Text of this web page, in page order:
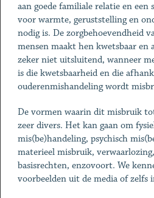
aan goede familiale relatie en een
voor warmte, geruststelling en
nodig is. De zorgbehoevendheid
mensen maakt hen kwetsbaar
zeker niet uitsluitend, wanneer
is die kwetsbaarheid en die
ouderenmishandeling wordt
De vormen waarin dit misbruik
zeer divers. Het kan gaan om
mis(be)handeling, psychisch
materieel misbruik,
basisrechten, enzovoort. We
voorbeelden uit de media of zelfs